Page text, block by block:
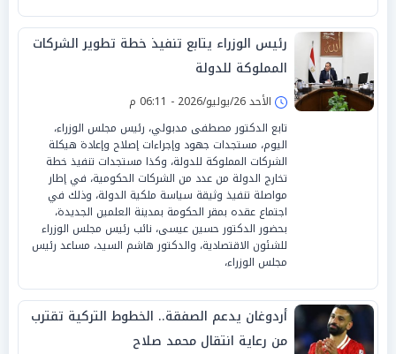
رئيس الوزراء يتابع تنفيذ خطة تطوير الشركات
المملوكة للدولة
الأحد 26/يوليو/2026 - 06:11 م
تابع الدكتور مصطفى مدبولي، رئيس مجلس الوزراء،
اليوم، مستجدات جهود وإجراءات إصلاح وإعادة هيكلة
الشركات المملوكة للدولة، وكذا مستجدات تنفيذ خطة
تخارج الدولة من عدد من الشركات الحكومية، في إطار
مواصلة تنفيذ وثيقة سياسة ملكية الدولة، وذلك في
اجتماع عقده بمقر الحكومة بمدينة العلمين الجديدة،
بحضور الدكتور حسين عيسى، نائب رئيس مجلس الوزراء
للشئون الاقتصادية، والدكتور هاشم السيد، مساعد رئيس
مجلس الوزراء،
أردوغان يدعم الصفقة.. الخطوط التركية تقترب
من رعاية انتقال محمد صلاح